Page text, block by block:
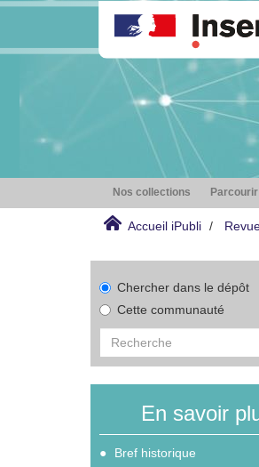
Nos collections Parcourir
Accueil iPubli
Chercher dans le dépôt
Cette communauté
En savoir
Bref historique